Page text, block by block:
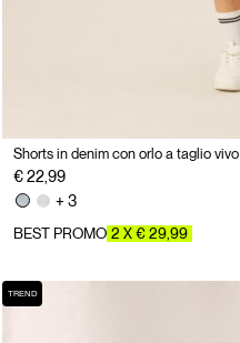
Shorts in denim con orlo a taglio vivo
€ 22,99
+ 3
BEST PROMO 2 X € 29,99
TREND